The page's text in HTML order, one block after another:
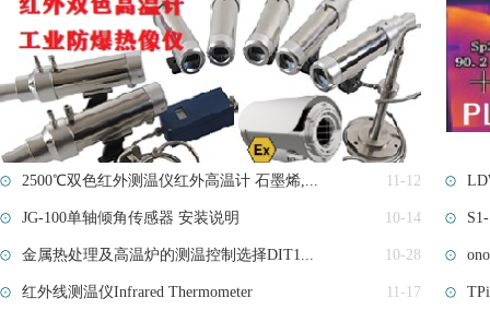
2500℃双色红外测温仪红外高温计 石墨烯,... 11-12
JG-100单轴倾角传感器 安装说明 10-14
金属热处理及高温炉的测温控制选择DIT1... 10-28
红外线测温仪Infrared Thermometer 11-17